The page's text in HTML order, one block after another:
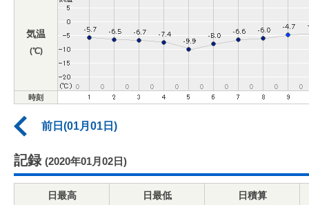
気温
(℃)
時刻
前日(01月01日)
記録 (2020年01月02日)
日最高
日最低
日積算